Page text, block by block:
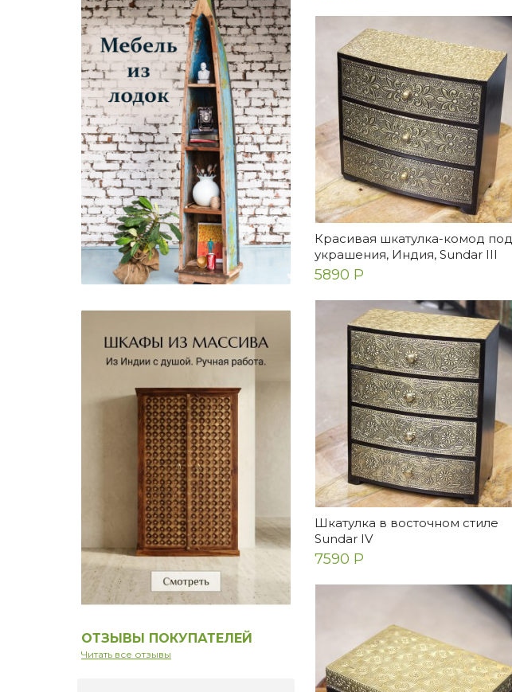
ОТЗЫВЫ ПОКУПАТЕЛЕЙ
Читать все отзывы
Красивая шкатулка-комод под
украшения, Индия, Sundar III
5890 Р
Шкатулка в восточном стиле
Sundar IV
7590 Р